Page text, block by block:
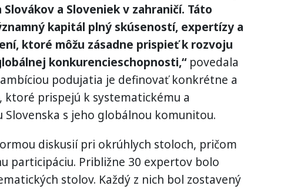
a Sloveniek v zahraničí. Táto
kapitál plný skúseností, expertízy a
ktoré môžu zásadne prispieť k rozvoju
konkurencieschopnosti,“povedala
ambíciou podujatia je definovať konkrétne a
prispejú k systematickému a
s jeho globálnou komunitou.
diskusií pri okrúhlych stoloch, pričom
participáciu. Približne 30 expertov bolo
stolov. Každý z nich bol zostavený